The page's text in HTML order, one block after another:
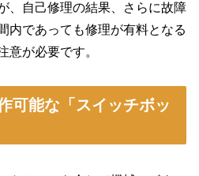
、自己修理の結果、さらに故障
内であっても修理が有料となる
意が必要です。
可能な「スイッチボッ